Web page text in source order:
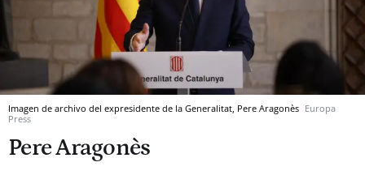
Imagen de archivo del expresidente de la Generalitat, Pere Aragonès Europa
Press
Pere Aragonès